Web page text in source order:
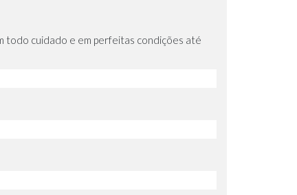
todo cuidado e em perfeitas condições até